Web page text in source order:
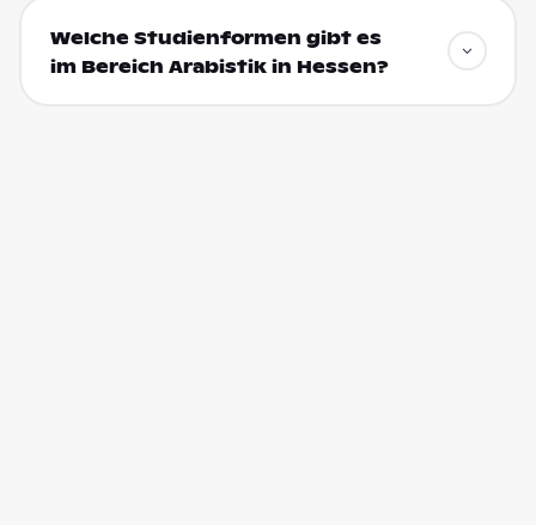
Welche Studienformen gibt es
im Bereich Arabistik in Hessen?